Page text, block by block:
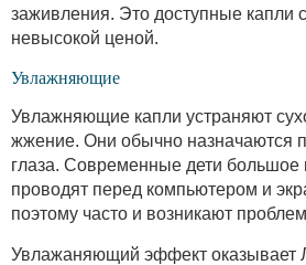
заживления. Это доступные капли
невысокой ценой.
Увлажняющие
Увлажняющие капли устраняют
жжение. Они обычно назначаются
глаза. Современные дети большое
проводят перед компьютером и
поэтому часто и возникают
Увлажаняющий эффект оказывает